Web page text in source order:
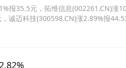
报35.5元，拓维信息(002261.CN)涨
诚迈科技(300598.CN)涨2.89%报